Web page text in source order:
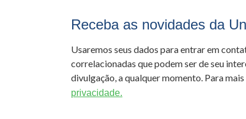
Receba as novidades da
Usaremos seus dados para entrar em
correlacionadas que podem ser de seu
divulgação, a qualquer momento. Para
privacidade.